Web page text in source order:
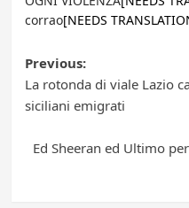
corrao[NEEDS
Post
navigation
Previous:
La rotonda di viale Lazio
siciliani emigrati
Ed Sheeran ed Ultimo